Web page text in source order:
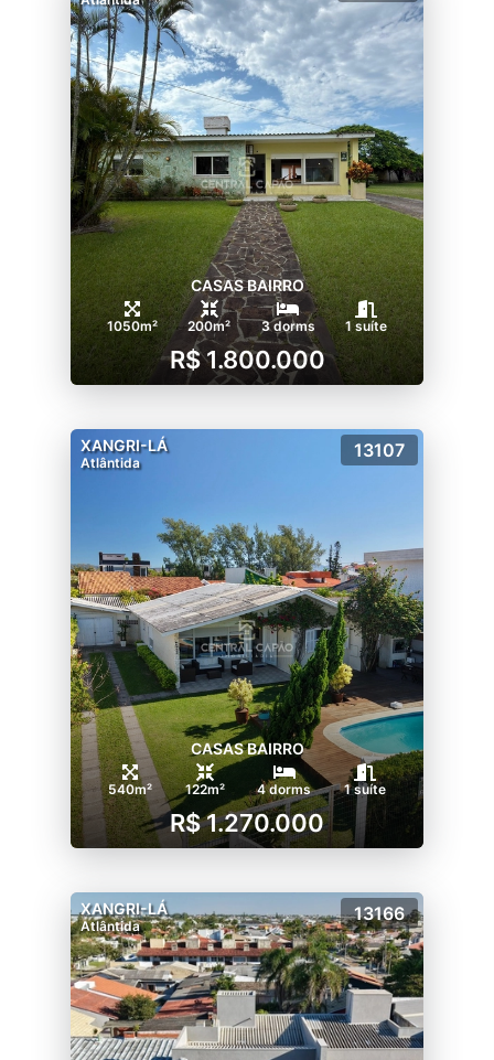
CASAS BAIRRO
1050m² 200m² 3 dorms 1 suíte
R$ 1.800.000
XANGRI-LÁ
Atlântida
13107
CASAS BAIRRO
540m² 122m² 4 dorms 1 suíte
R$ 1.270.000
XANGRI-LÁ
Atlântida
13166